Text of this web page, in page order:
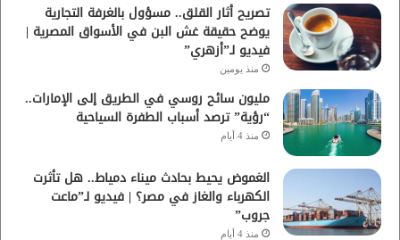
تصريح أثار القلق.. مسؤول بالغرفة التجارية
يوضح حقيقة غش البن في الأسواق المصرية |
فيديو لـ”أزهري”
منذ يومين
مليون سائح روسي في الطريق إلى الإمارات..
“رؤية” ترصد أسباب الطفرة السياحية
منذ 4 أيام
الغموض يحيط بحادث ميناء دمياط.. هل تأثرت
الكهرباء والغاز في مصر؟ | فيديو لـ”ماعت
جروب”
منذ 4 أيام